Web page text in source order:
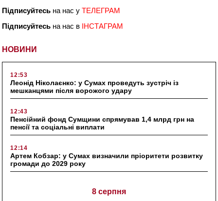
НОВИНИ
12:53
Леонід Ніколаєнко: у Сумах проведуть зустріч із
мешканцями після ворожого удару
12:43
Пенсійний фонд Сумщини спрямував 1,4 млрд грн на
пенсії та соціальні виплати
12:14
Артем Кобзар: у Сумах визначили пріоритети розвитку
громади до 2029 року
8 серпня
Підписуйтесь на нас уТЕЛЕГРАМ
Підписуйтесь на нас в ІНСТАГРАМ